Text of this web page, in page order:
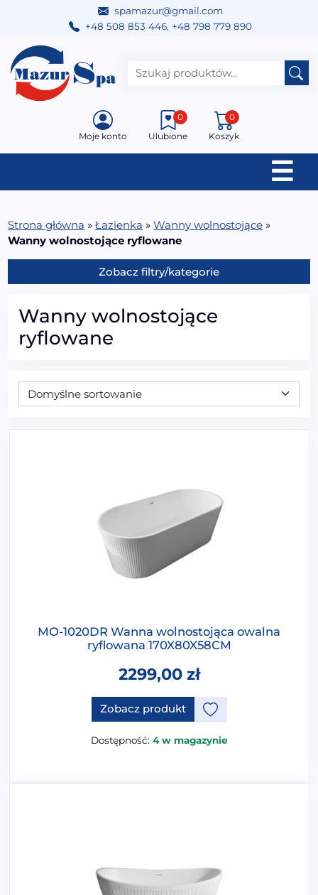
spamazur@gmail.com
+48 508 853 446, +48 798 779 890
Przejdź do treści
Main Navigation
Moje konto Ulubione
0
Koszyk
0
☰
Strona główna »Łazienka »Wanny wolnostojące »
Wanny wolnostojące ryflowane
Zobacz filtry/kategorie
Wanny wolnostojące
ryflowane
MO-1020DR Wanna wolnostojąca owalna
ryflowana 170X80X58CM
2299,00 zł
Zobacz produkt
Dostępność: 4 w magazynie